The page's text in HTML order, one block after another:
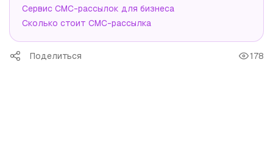
Сервис СМС-рассылок для бизнеса
Сколько стоит СМС-рассылка
Поделиться 178